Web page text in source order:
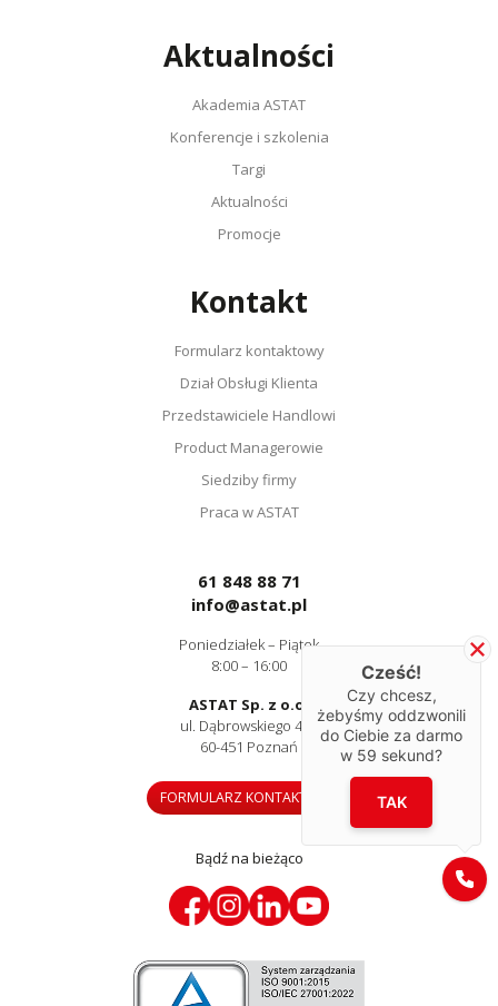
Aktualności
Akademia ASTAT
Konferencje i szkolenia
Targi
Aktualności
Promocje
Kontakt
Formularz kontaktowy
Dział Obsługi Klienta
Przedstawiciele Handlowi
Product Managerowie
Siedziby firmy
Praca w ASTAT
61 848 88 71
info@astat.pl
Poniedziałek – Piątek
8:00 – 16:00
ASTAT Sp. z o.o.
ul. Dąbrowskiego 441
60-451 Poznań
FORMULARZ KONTAKTOWY
Bądź na bieżąco
Cześć!
Czy chcesz,
żebyśmy oddzwonili
do Ciebie za darmo
w 59 sekund?
TAK